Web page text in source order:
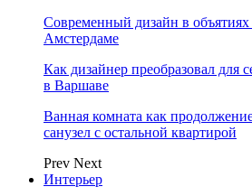
Современный дизайн в
Амстердаме
Как дизайнер преобразовал для
в Варшаве
Ванная комната как
санузел с остальной квартирой
Prev Next
Интерьер